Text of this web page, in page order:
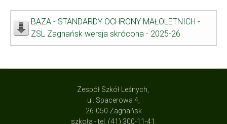
BAZA - STANDARDY OCHRONY MAŁOLETNICH -
ZSL Zagnańsk wersja skrócona - 2025-26
Zespół Szkół Leśnych,
ul. Spacerowa 4,
26-050 Zagnańsk
szkoła - tel. (41) 300-11-41,